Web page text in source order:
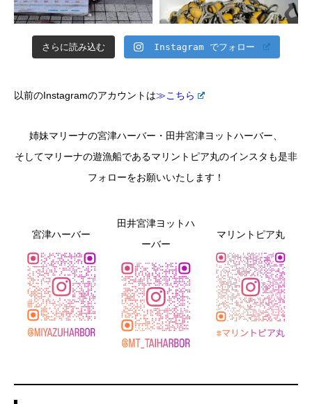
さらに読み込む Instagram でフォロー
以前のInstagramのアカウントは≫こちら
姉妹マリーナの宮津ハーバー・田井宮津ヨットハーバー、
そしてマリーナの遊漁船であるマリントピア丸のインスタも是非
フォローをお願いいたします！
宮津ハーバー
田井宮津ヨットハ
ーバー
マリントピア丸